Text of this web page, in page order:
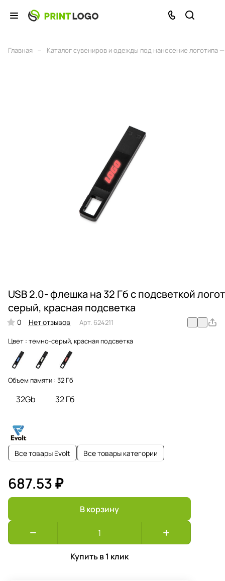
Главная Каталог сувениров и одежды под нанесение логотипа
USB 2.0- флешка на 32 Гб c подсветкой
серый, красная подсветка
0 Нет отзывов Арт. 624211
Цвет : темно-серый, красная подсветка
Объем памяти : 32 Гб
32Gb 32 Гб
Все товары Evolt Все товары категории
687.53 ₽
В корзину
Купить в 1 клик